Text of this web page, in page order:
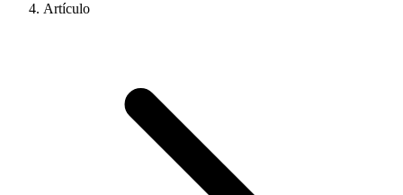
Artículo